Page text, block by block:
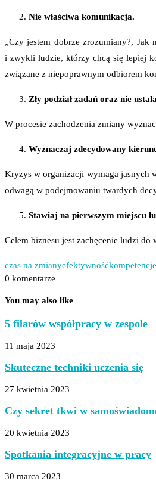
Nie właściwa komunikacja.
„Czy jestem dobrze zrozumiany?,
i zwykli ludzie, którzy chcą się lepiej
związane z niepoprawnym odbiorem
Zły podział zadań oraz nie
W procesie zachodzenia zmiany
Wyznaczaj zdecydowany
Kryzys w organizacji wymaga jasnych
odwagą w podejmowaniu twardych
Stawiaj na pierwszym miejscu
Celem biznesu jest zachęcenie ludzi
czas na zmianyefektywność
0 komentarze
You may also like
5 filarów współpracy w zespole
11 maja 2023
Skuteczne techniki uczenia się
27 kwietnia 2023
Czy sekret tkwi w
20 kwietnia 2023
Spotkania integracyjne w pracy
30 marca 2023